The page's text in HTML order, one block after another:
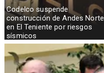
Codelco suspende
construcción de Andes Norte
en El Teniente por riesgos
sísmicos